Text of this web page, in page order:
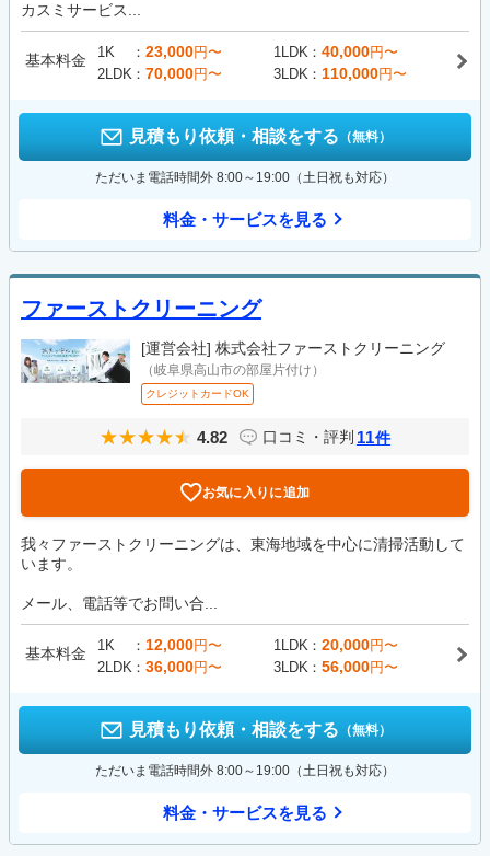
カスミサービス...
基本料金 1K 23,000円〜 1LDK 40,000円〜
2LDK
70,000円〜 3LDK 110,000円〜
見積もり依頼・相談をする （無料）
ただいま電話時間外 8:00～19:00（土日祝も対応）
料金・サービスを見る
ファーストクリーニング
[運営会社] 株式会社ファーストクリーニング
（岐阜県高山市の部屋片付け）
クレジットカードOK
4.82 口コミ・評判 11件
お気に入りに追加
我々ファーストクリーニングは、東海地域を中心に清掃活動して
います。
メール、電話等でお問い合...
基本料金 1K 12,000円〜 1LDK 20,000円〜
2LDK
36,000円〜 3LDK 56,000円〜
見積もり依頼・相談をする （無料）
ただいま電話時間外 8:00～19:00（土日祝も対応）
料金・サービスを見る